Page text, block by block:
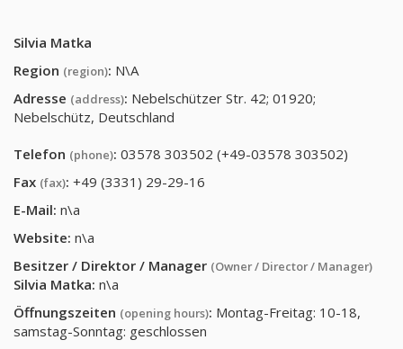
Silvia Matka
Region (region): N\A
Adresse (address): Nebelschützer Str. 42; 01920;
Nebelschütz, Deutschland
Telefon (phone): 03578 303502 (+49-03578 303502)
Fax (fax): +49 (3331) 29-29-16
E-Mail: n\a
Website: n\a
Besitzer / Direktor / Manager (Owner / Director / Manager)
Silvia Matka: n\a
Öffnungszeiten (opening hours): Montag-Freitag: 10-18,
samstag-Sonntag: geschlossen